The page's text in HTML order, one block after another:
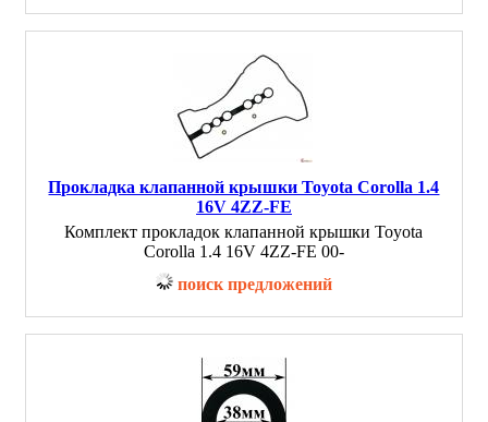
Прокладка клапанной крышки Toyota Corolla 1.4
16V 4ZZ-FE
Комплект прокладок клапанной крышки Toyota
Corolla 1.4 16V 4ZZ-FE 00-
поиск предложений